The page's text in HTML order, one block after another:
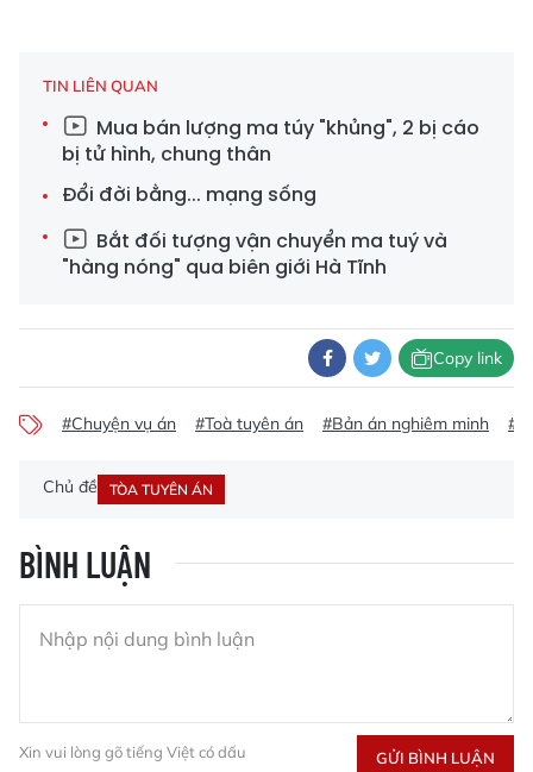
TIN LIÊN QUAN
Mua bán lượng ma túy "khủng", 2 bị cáo
bị tử hình, chung thân
Đổi đời bằng... mạng sống
Bắt đối tượng vận chuyển ma tuý và
"hàng nóng" qua biên giới Hà Tĩnh
Copy link
#Chuyện vụ án #Toà tuyên án #Bản án nghiêm minh
Chủ đề TÒA TUYÊN ÁN
BÌNH LUẬN
Xin vui lòng gõ tiếng Việt có dấu GỬI BÌNH LUẬN